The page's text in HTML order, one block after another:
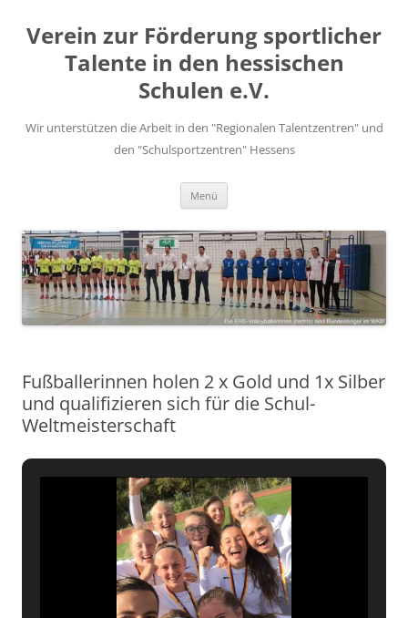
springen
Verein zur Förderung sportlicher
Talente in den hessischen
Schulen e.V.
Wir unterstützen die Arbeit in den "Regionalen Talentzentren" und
den "Schulsportzentren" Hessens
Menü
Fußballerinnen holen 2 x Gold und 1x Silber
und qualifizieren sich für die Schul-
Weltmeisterschaft